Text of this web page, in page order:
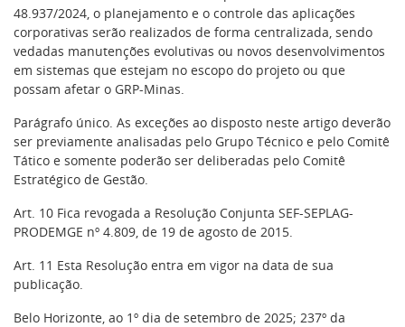
48.937/2024, o planejamento e o controle das aplicações
corporativas serão realizados de forma centralizada, sendo
vedadas manutenções evolutivas ou novos desenvolvimentos
em sistemas que estejam no escopo do projeto ou que
possam afetar o GRP-Minas.
Parágrafo único. As exceções ao disposto neste artigo deverão
ser previamente analisadas pelo Grupo Técnico e pelo Comitê
Tático e somente poderão ser deliberadas pelo Comitê
Estratégico de Gestão.
Art. 10 Fica revogada a Resolução Conjunta SEF-SEPLAG-
PRODEMGE nº 4.809, de 19 de agosto de 2015.
Art. 11 Esta Resolução entra em vigor na data de sua
publicação.
Belo Horizonte, ao 1º dia de setembro de 2025; 237º da